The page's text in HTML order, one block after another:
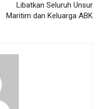
Libatkan Seluruh Unsur
Maritim dan Keluarga ABK